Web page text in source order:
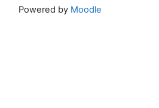
Powered by Moodle